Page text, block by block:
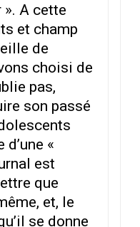
A cette
et champ
de
choisi de
pas,
son passé
«
est
que
et, le
se donne